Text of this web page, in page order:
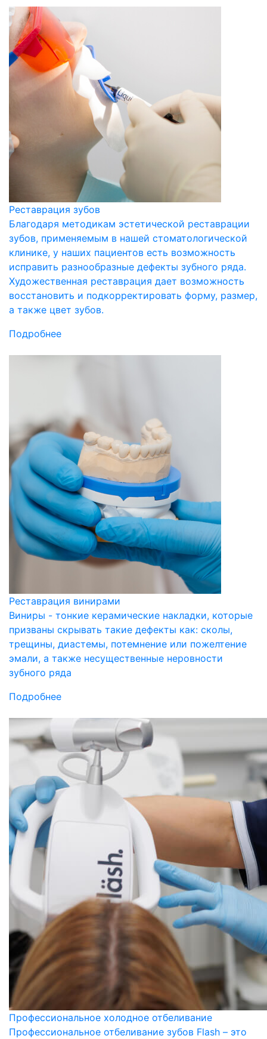
Реставрация зубов
Благодаря методикам эстетической реставрации
зубов, применяемым в нашей стоматологической
клинике, у наших пациентов есть возможность
исправить разнообразные дефекты зубного ряда.
Художественная реставрация дает возможность
восстановить и подкорректировать форму, размер,
а также цвет зубов.
Подробнее
Реставрация винирами
Виниры - тонкие керамические накладки, которые
призваны скрывать такие дефекты как: сколы,
трещины, диастемы, потемнение или пожелтение
эмали, а также несущественные неровности
зубного ряда
Подробнее
Профессиональное холодное отбеливание
Профессиональное отбеливание зубов Flash – это